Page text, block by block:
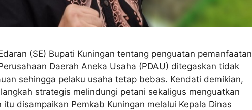
(SE) Bupati Kuningan tentang penguatan pemanfaatan
Daerah Aneka Usaha (PDAU) ditegaskan tidak
sehingga pelaku usaha tetap bebas. Kendati demikian,
strategis melindungi petani sekaligus menguatkan
disampaikan Pemkab Kuningan melalui Kepala Dinas